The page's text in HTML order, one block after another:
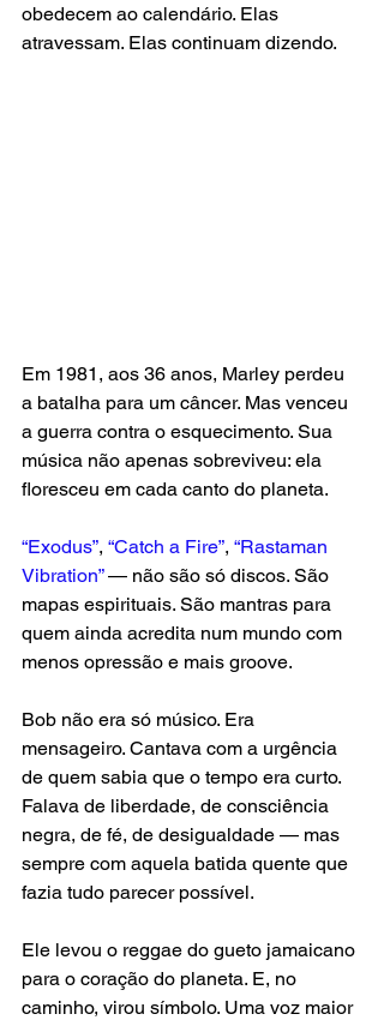
obedecem ao calendário. Elas
atravessam. Elas continuam dizendo.
Em 1981, aos 36 anos, Marley perdeu
a batalha para um câncer. Mas venceu
a guerra contra o esquecimento. Sua
música não apenas sobreviveu: ela
floresceu em cada canto do planeta.
“Exodus”, “Catch a Fire”, “Rastaman
Vibration” — não são só discos. São
mapas espirituais. São mantras para
quem ainda acredita num mundo com
menos opressão e mais groove.
Bob não era só músico. Era
mensageiro. Cantava com a urgência
de quem sabia que o tempo era curto.
Falava de liberdade, de consciência
negra, de fé, de desigualdade — mas
sempre com aquela batida quente que
fazia tudo parecer possível.
Ele levou o reggae do gueto jamaicano
para o coração do planeta. E, no
caminho, virou símbolo. Uma voz maior